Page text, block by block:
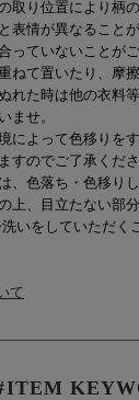
取り位置により柄
表情が異なること
っていないことがご
ねて置いたり、摩
れた時は他の衣料
ませ。
によって色移りを
すのでご了承くださ
、色落ち・色移り
上、目立たない部
いをしていただく
て